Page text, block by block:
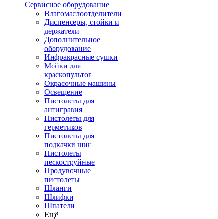
Сервисное оборудование
Влагомаслоотделители
Диспенсеры, стойки и
держатели
Дополнительное
оборудование
Инфракрасные сушки
Мойки для
краскопультов
Окрасочные машины
Освещение
Пистолеты для
антигравия
Пистолеты для
герметиков
Пистолеты для
подкачки шин
Пистолеты
пескоструйные
Продувочные
пистолеты
Шланги
Шлифки
Шпатели
Ещё